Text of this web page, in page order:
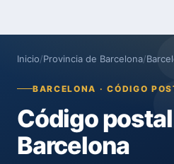
Inicio/Provincia de Barcelona/
BARCELONA · CÓDIGO
Código
Barcelona